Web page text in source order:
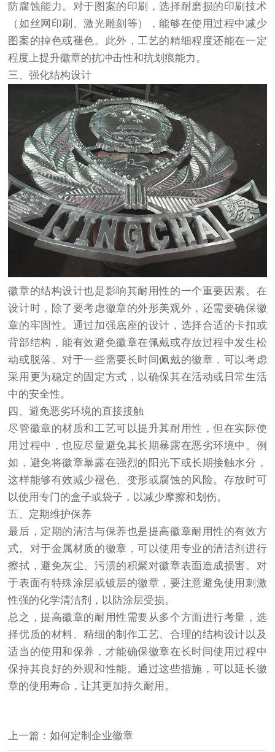
防腐蚀能力。对于图案的印刷，选择耐磨损的印刷技术
（如丝网印刷、激光雕刻等），能够在使用过程中减少
图案的掉色或褪色。此外，工艺的精细程度还能在一定
程度上提升徽章的抗冲击性和抗划痕能力。
三、强化结构设计
徽章的结构设计也是影响其耐用性的一个重要因素。在
设计时，除了要考虑徽章的外形美观外，还需要确保徽
章的牢固性。通过加强底座的设计，选择合适的卡扣或
背部结构，能有效避免徽章在佩戴或存放过程中发生松
动或脱落。对于一些需要长时间佩戴的徽章，可以考虑
采用更为稳定的固定方式，以确保其在活动或日常生活
中的安全性。
四、避免恶劣环境的直接接触
尽管徽章的材质和工艺可以提升其耐用性，但在实际使
用过程中，也应尽量避免其长期暴露在恶劣环境中。例
如，避免将徽章暴露在强烈的阳光下或长期接触水分，
这样能够有效减少褪色、变形或腐蚀的风险。存放时可
以使用专门的盒子或袋子，以减少摩擦和划伤。
五、定期维护保养
最后，定期的清洁与保养也是提高徽章耐用性的有效方
式。对于金属材质的徽章，可以使用专业的清洁剂进行
擦拭，避免灰尘、污渍的积聚对徽章表面造成损害。对
于表面有特殊涂层或镀层的徽章，要注意避免使用刺激
性强的化学清洁剂，以防涂层受损。
总之，提高徽章的耐用性需要从多个方面进行考量，选
择优质的材料、精细的制作工艺、合理的结构设计以及
适当的使用和保养，才能确保徽章在长时间使用过程中
保持其良好的外观和性能。通过这些措施，可以延长徽
章的使用寿命，让其更加持久耐用。
上一篇：如何定制企业徽章